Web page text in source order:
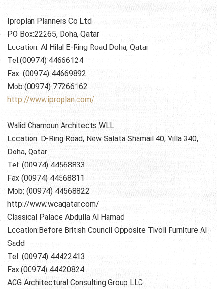
Iproplan Planners Co Ltd
PO Box:22265, Doha, Qatar
Location: Al Hilal E-Ring Road Doha, Qatar
Tel:(00974) 44666124
Fax: (00974) 44669892
Mob:(00974) 77266162
http://www.iproplan.com/
Walid Chamoun Architects WLL
Location: D-Ring Road, New Salata Shamail 40, Villa 340,
Doha, Qatar
Tel: (00974) 44568833
Fax (00974) 44568811
Mob: (00974) 44568822
http://www.wcaqatar.com/
Classical Palace Abdulla Al Hamad
Location:Before British Council Opposite Tivoli Furniture Al
Sadd
Tel: (00974) 44422413
Fax:(00974) 44420824
ACG Architectural Consulting Group LLC